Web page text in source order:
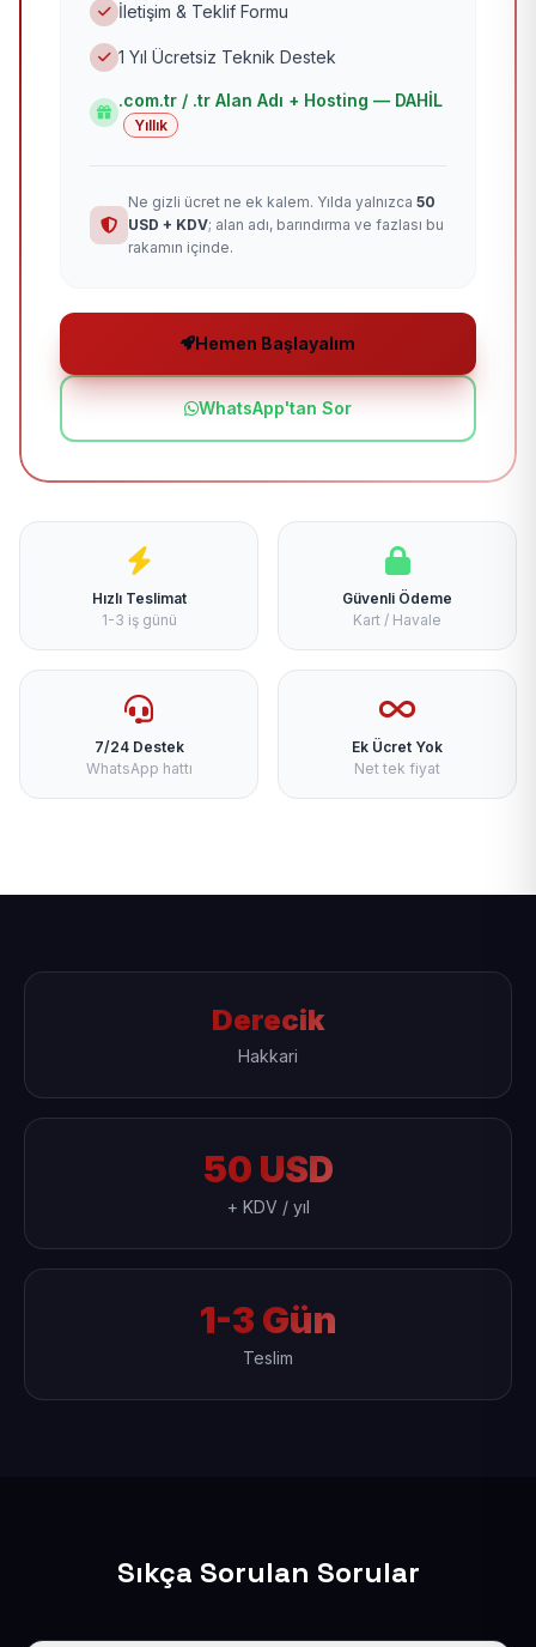
İletişim & Teklif Formu
1 Yıl Ücretsiz Teknik Destek
.com.tr / .tr Alan Adı + Hosting — DAHİL
Yıllık
Ne gizli ücret ne ek kalem. Yılda yalnızca 50
USD + KDV; alan adı, barındırma ve fazlası bu
rakamın içinde.
Hemen Başlayalım
WhatsApp'tan Sor
Hızlı Teslimat
1-3 iş günü
Güvenli Ödeme
Kart / Havale
7/24 Destek
WhatsApp hattı
Ek Ücret Yok
Net tek fiyat
Derecik
Hakkari
50 USD
+ KDV / yıl
1-3 Gün
Teslim
Sıkça Sorulan Sorular